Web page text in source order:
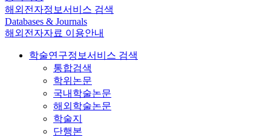
해외전자정보서비스 검색
Databases & Journals
해외전자자료 이용안내
학술연구정보서비스 검색
통합검색
학위논문
국내학술논문
해외학술논문
학술지
단행본